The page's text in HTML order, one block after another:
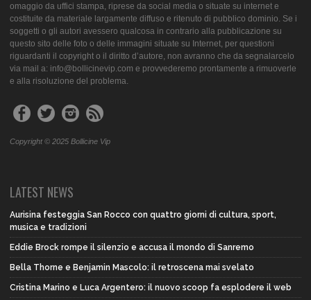
omaggio da uffici stampa, riprese da social media o situate su internet e
costituite da materiale largamente diffuso e ritenuto di pubblico dominio. Se i
soggetti o gli autori avessero qualcosa in contrario alla pubblicazione su
questo sito delle foto o delle immagini situate su Internet, per questioni
riguardanti il copyright o il diritto d’autore, non avranno che da segnalarcelo
via mail a: info@bollicinevip.com e provvederemo prontamente a rimuoverle
e alla risoluzione del problema.
Copyright © 2025 Bollicine Vip
LATEST NEWS
Aurisina festeggia San Rocco con quattro giorni di cultura, sport,
musica e tradizioni
Eddie Brock rompe il silenzio e accusa il mondo di Sanremo
Bella Thorne e Benjamin Mascolo: il retroscena mai svelato
Cristina Marino e Luca Argentero: il nuovo scoop fa esplodere il web